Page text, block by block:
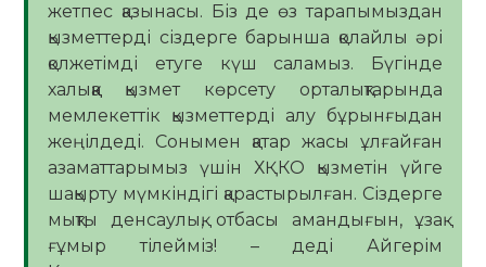
жетпес қазынасы. Біз де өз тарапымыздан
қызметтерді сіздерге барынша қолайлы әрі
қолжетімді етуге күш саламыз. Бүгінде
халыққа қызмет көрсету орталықтарында
мемлекеттік қызметтерді алу бұрынғыдан
жеңілдеді. Сонымен қатар жасы ұлғайған
азаматтарымыз үшін ХҚКО қызметін үйге
шақырту мүмкіндігі қарастырылған. Сіздерге
мықты денсаулық, отбасы амандығын, ұзақ
ғұмыр тілейміз! – деді Айгерім